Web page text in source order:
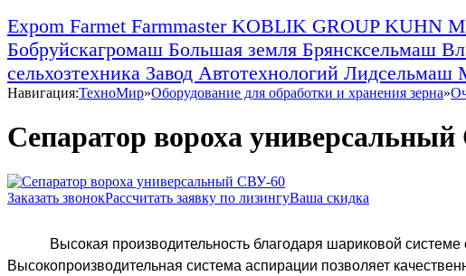
Expom Farmet Farmmaster KOBLIK GROUP KUHN
Бобруйскагромаш Большая земля Брянсксельмаш
сельхозтехника Завод Автотехнологий Лидсельмаш
Навигация:ТехноМир»Оборудование для обработки и хранения зерна»
Сепаратор вороха
Заказать звонокРассчитать заявку по лизингуВаша скидка
Высокая производительность благодаря шариковой
Высокопроизводительная система аспирации позволяет